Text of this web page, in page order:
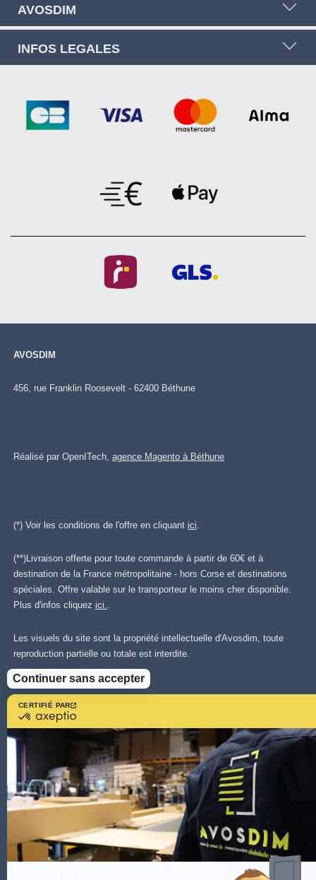
CERTIFIÉ PAR
savoir
plus
sur
Axeptio
Continuer sans accepter
AVOSDIM
INFOS LEGALES
AVOSDIM
456, rue Franklin Roosevelt - 62400 Béthune
Réalisé par OpenITech, agence Magento à Béthune
(*) Voir les conditions de l'offre en cliquant ici
(**)Livraison offerte pour toute commande à partir de 60€ et à
destination de la France métropolitaine - hors Corse et destinations
spéciales. Offre valable sur le transporteur le moins cher disponible.
Plus d'infos cliquez ici.
Les visuels du site sont la propriété intellectuelle d'Avosdim, toute
reproduction partielle ou totale est interdite.